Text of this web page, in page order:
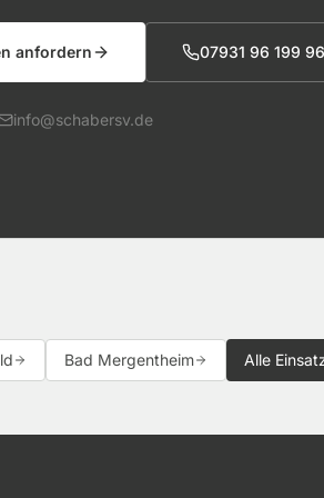
anfordern 07931 96 199 96
info@schabersv.de
Bad Mergentheim Alle